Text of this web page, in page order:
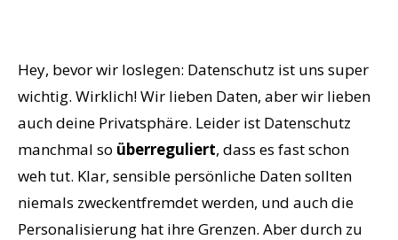
Hey, bevor wir loslegen: Datenschutz ist uns super
wichtig. Wirklich! Wir lieben Daten, aber wir lieben
auch deine Privatsphäre. Leider ist Datenschutz
manchmal so überreguliert, dass es fast schon
weh tut. Klar, sensible persönliche Daten sollten
niemals zweckentfremdet werden, und auch die
Personalisierung hat ihre Grenzen. Aber durch zu